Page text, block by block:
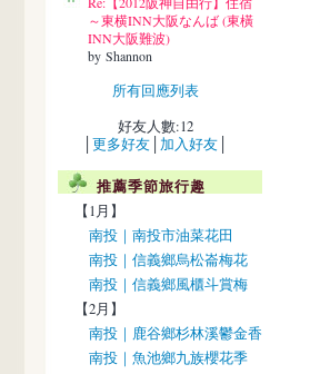
～東横INN大阪なんば (東橫
INN大阪難波)
by Shannon
所有回應列表
好友人數:12
更多好友 加入好友
推薦季節旅行趣
【1月】
南投｜南投市油菜花田
南投｜信義鄉烏松崙梅花
南投｜信義鄉風櫃斗賞梅
【2月】
南投｜鹿谷鄉杉林溪鬱金香
南投｜魚池鄉九族櫻花季